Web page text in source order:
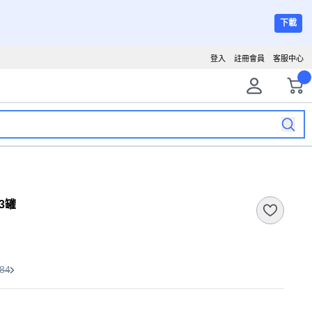
下載
客服中心
註冊會員
登入
罐